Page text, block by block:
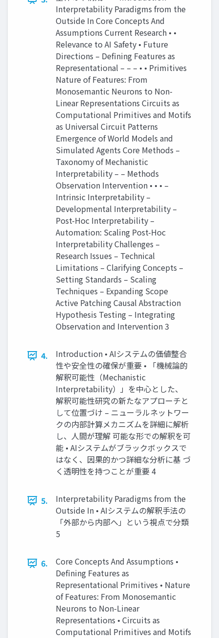
Interpretability Paradigms from the
Outside In Core Concepts And
Assumptions Current Research • •
Relevance to AI Safety • Future
Directions – Defining Features as
Representational – – – • • Primitives
Nature of Features: From
Monosemantic Neurons to Non-
Linear Representations Circuits as
Computational Primitives and Motifs
as Universal Circuit Patterns
Emergence of World Models and
Simulated Agents Core Methods –
Taxonomy of Mechanistic
Interpretability – – Methods
Observation Intervention • • • –
Intrinsic Interpretability –
Developmental Interpretability –
Post-Hoc Interpretability –
Automation: Scaling Post-Hoc
Interpretability Challenges –
Research Issues – Technical
Limitations – Clarifying Concepts –
Setting Standards – Scaling
Techniques – Expanding Scope
Active Patching Causal Abstraction
Hypothesis Testing – Integrating
Observation and Intervention 3
4.
Introduction • AIシステムの価値整合
性や安全性の確保が重要 • 「機械論的
解釈可能性（Mechanistic
Interpretability）」を中心とした、
解釈可能性研究の新たなアプローチと
して位置づけ – ニューラルネットワー
クの内部計算メカニズムを詳細に解析
し、人間が理解 可能な形での解釈を可
能 • AIシステムがブラックボックスで
はなく、因果的かつ詳細な分析に基 づ
く透明性を持つことが重要 4
5.
Interpretability Paradigms from the
Outside In • AIシステムの解釈手法の
「外部から内部へ」という視点で分類
5
6.
Core Concepts And Assumptions •
Defining Features as
Representational Primitives • Nature
of Features: From Monosemantic
Neurons to Non-Linear
Representations • Circuits as
Computational Primitives and Motifs